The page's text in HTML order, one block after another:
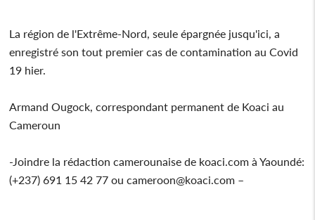
La région de l'Extrême-Nord, seule épargnée jusqu'ici, a
enregistré son tout premier cas de contamination au Covid
19 hier.
Armand Ougock, correspondant permanent de Koaci au
Cameroun
-Joindre la rédaction camerounaise de koaci.com à Yaoundé:
(+237) 691 15 42 77 ou cameroon@koaci.com –